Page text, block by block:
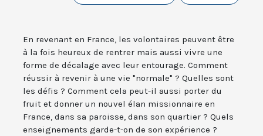
En revenant en France, les volontaires peuvent être
à la fois heureux de rentrer mais aussi vivre une
forme de décalage avec leur entourage. Comment
réussir à revenir à une vie "normale" ? Quelles sont
les défis ? Comment cela peut-il aussi porter du
fruit et donner un nouvel élan missionnaire en
France, dans sa paroisse, dans son quartier ? Quels
enseignements garde-t-on de son expérience ?